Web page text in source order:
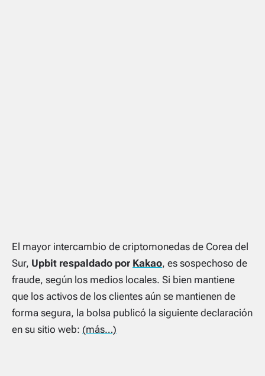
El mayor intercambio de criptomonedas de Corea del
Sur, Upbit respaldado por Kakao, es sospechoso de
fraude, según los medios locales. Si bien mantiene
que los activos de los clientes aún se mantienen de
forma segura, la bolsa publicó la siguiente declaración
en su sitio web: (más…)